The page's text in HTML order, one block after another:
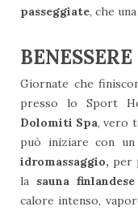
passeggiate, che
BENESSERE
Giornate che
presso lo Sport
Dolomiti Spa, vero
può iniziare con un
idromassaggio, per
la sauna finlandese
calore intenso,